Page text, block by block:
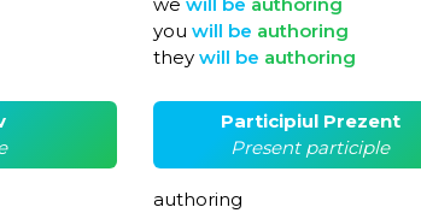
you will be authoring
they will be authoring
Participiul Prezent
Present participle
authoring